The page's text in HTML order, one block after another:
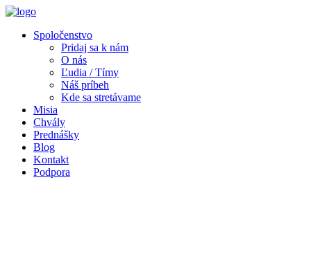
Spoločenstvo
Pridaj sa k nám
O nás
Ľudia / Tímy
Náš príbeh
Kde sa stretávame
Misia
Chvály
Prednášky
Blog
Kontakt
Podpora